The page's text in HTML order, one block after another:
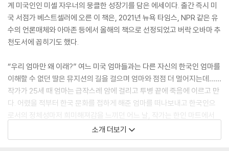
계 미국인인 미셸 자우너의 뭉클한 성장기를 담은 에세이다. 출간 즉시 미
국 서점가 베스트셀러에 오른 이 책은, 2021년 뉴욕 타임스, NPR 같은 유
수의 언론매체와 아마존 등에서 올해의 책으로 선정되었고 버락 오바마 추
천도서에 꼽히기도 했다.
“우리 엄마만 왜 이래?” 여느 미국 엄마들과는 다른 자신의 한국인 엄마를
이해할 수 없던 딸은 뮤지션의 길을 걸으며 엄마와 점점 더 멀어지는데……
작가가 25세 때 엄마는 급작스레 암에 걸리고 투병 끝에 죽음에 이르고 만
다. 어렸을 적부터 한국 문화를 접하게 해준 엄마를 떠나보내고 한국인으
로서의 정체성마저 희미해져감을 느끼던 어느 날, 작가는 한인 마트에서
식재료를 사서 직접 요리해 먹다 엄마와의 생생한 추억을 되찾는데, 『H마
트에서 울다』는 그로부터 얻은 위안과 자신만의 고유한 정체성에 대해 담
소개 더보기